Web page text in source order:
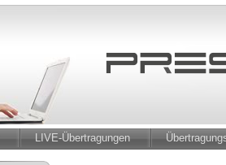
LIVE-Übertragungen